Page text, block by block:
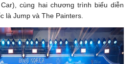
cùng hai chương trình biểu diễn
là Jump và The Painters.